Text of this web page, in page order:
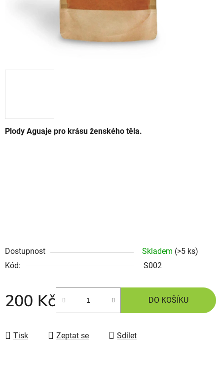
Plody Aguaje pro krásu ženského těla.
Dostupnost Skladem (>5 ks)
Kód:
S002
200 Kč DO KOŠÍKU
Tisk Zeptat se Sdílet